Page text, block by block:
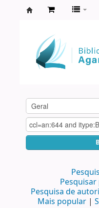
Agamenon
Magalhães
Pesquisa de
Mais popular